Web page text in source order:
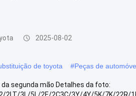
2025-08-02
de toyota #Peças de
segunda mão Detalhes da foto:
3L/5L/2E/2C3C/3Y/4Y/5K/7K/22R/